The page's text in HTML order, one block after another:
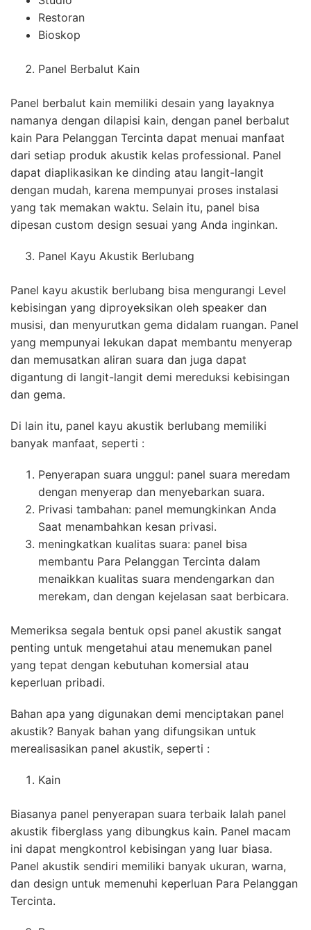
Restoran
Bioskop
Panel Berbalut Kain
Panel berbalut kain memiliki desain yang layaknya
namanya dengan dilapisi kain, dengan panel berbalut
kain Para Pelanggan Tercinta dapat menuai manfaat
dari setiap produk akustik kelas professional. Panel
dapat diaplikasikan ke dinding atau langit-langit
dengan mudah, karena mempunyai proses instalasi
yang tak memakan waktu. Selain itu, panel bisa
dipesan custom design sesuai yang Anda inginkan.
Panel Kayu Akustik Berlubang
Panel kayu akustik berlubang bisa mengurangi Level
kebisingan yang diproyeksikan oleh speaker dan
musisi, dan menyurutkan gema didalam ruangan. Panel
yang mempunyai lekukan dapat membantu menyerap
dan memusatkan aliran suara dan juga dapat
digantung di langit-langit demi mereduksi kebisingan
dan gema.
Di lain itu, panel kayu akustik berlubang memiliki
banyak manfaat, seperti :
Penyerapan suara unggul: panel suara meredam
dengan menyerap dan menyebarkan suara.
Privasi tambahan: panel memungkinkan Anda
Saat menambahkan kesan privasi.
meningkatkan kualitas suara: panel bisa
membantu Para Pelanggan Tercinta dalam
menaikkan kualitas suara mendengarkan dan
merekam, dan dengan kejelasan saat berbicara.
Memeriksa segala bentuk opsi panel akustik sangat
penting untuk mengetahui atau menemukan panel
yang tepat dengan kebutuhan komersial atau
keperluan pribadi.
Bahan apa yang digunakan demi menciptakan panel
akustik? Banyak bahan yang difungsikan untuk
merealisasikan panel akustik, seperti :
Kain
Biasanya panel penyerapan suara terbaik Ialah panel
akustik fiberglass yang dibungkus kain. Panel macam
ini dapat mengkontrol kebisingan yang luar biasa.
Panel akustik sendiri memiliki banyak ukuran, warna,
dan design untuk memenuhi keperluan Para Pelanggan
Tercinta.